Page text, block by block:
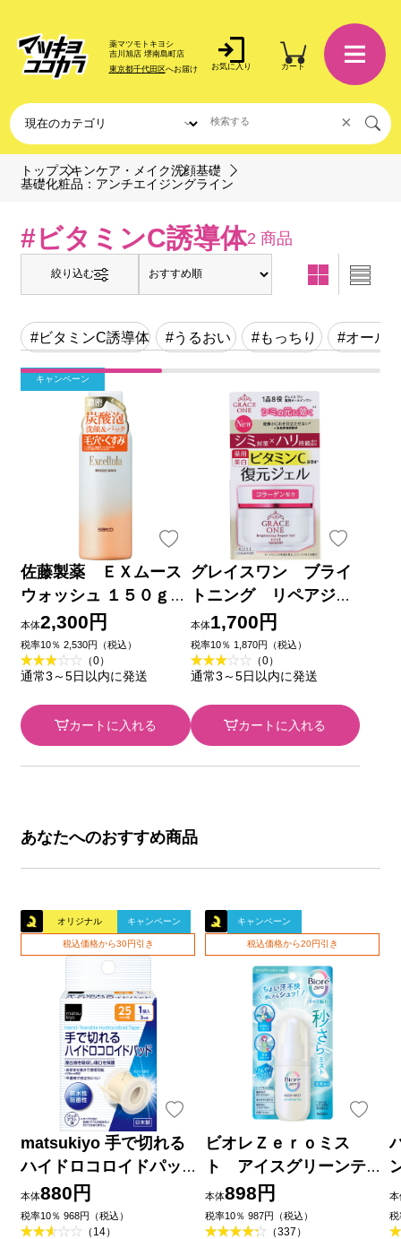
薬マツモトキヨシ
吉川旭店 堺南島町店
東京都千代田区へお届け お気に入り カート
×
トップスキンケア・メイク洗顔基礎
基礎化粧品：アンチエイジングライン
#ビタミンC誘導体2 商品
絞り込む
#ビタミンC誘導体 #うるおい #もっちり #オール
キャンペーン
佐藤製薬 ＥＸムース
ウォッシュ １５０ｇ
佐藤製薬
本体2,300円
税率10％ 2,530円（税込）
（0）
通常3～5日以内に発送
カートに入れる
グレイスワン ブライ
トニング リペアジェ
ル １００ｇ ＫＯＳＥ
コスメポート (医薬部
外品)
本体1,700円
税率10％ 1,870円（税込）
（0）
通常3～5日以内に発送
カートに入れる
あなたへのおすすめ商品
オリジナル キャンペーン
税込価格から30円引き
matsukiyo 手で切れる
ハイドロコロイドパッ
ド ２５ｍｍ×３ｍ巻
本体880円
税率10％ 968円（税込）
（14）
キャンペーン
税込価格から20円引き
ビオレＺｅｒｏミス
ト アイスグリーンテ
ィーの香り ６０ｍＬ 花
王
本体898円
税率10％ 987円（税込）
（337）
本
税